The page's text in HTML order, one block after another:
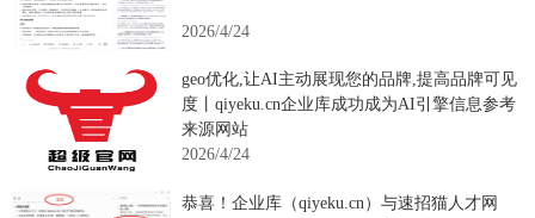
2026/4/24
geo优化,让AI主动展现您的品牌,提高品牌可见
度丨qiyeku.cn企业库成功成为AI引擎信息参考
来源网站
2026/4/24
恭喜！企业库（qiyeku.cn）与速招猫人才网